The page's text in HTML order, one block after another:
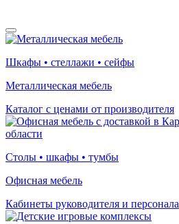
Шкафы • стеллажи • сейфы
Металлическая мебель
Каталог с ценами от производителя
Столы • шкафы • тумбы
Офисная мебель
Кабинеты руководителя и персонала